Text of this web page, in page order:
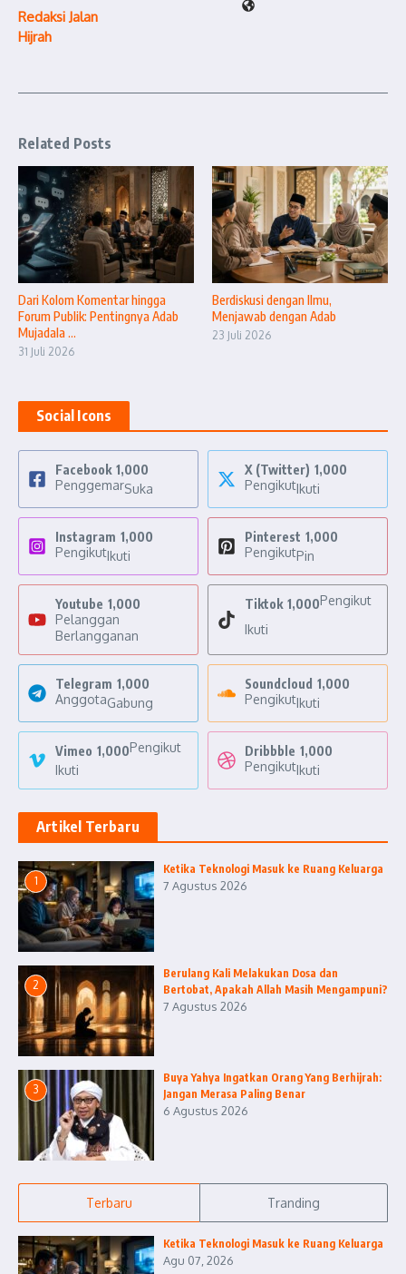
Redaksi Jalan
Hijrah
Related Posts
Dari Kolom Komentar hingga
Forum Publik: Pentingnya Adab
Mujadala ...
31 Juli 2026
Berdiskusi dengan Ilmu,
Menjawab dengan Adab
23 Juli 2026
Social Icons
Facebook 1,000
PenggemarSuka
X (Twitter) 1,000
PengikutIkuti
Instagram 1,000
PengikutIkuti
Pinterest 1,000
PengikutPin
Youtube 1,000
Pelanggan
Berlangganan
Tiktok 1,000Pengikut
Ikuti
Telegram 1,000
AnggotaGabung
Soundcloud 1,000
PengikutIkuti
Vimeo 1,000Pengikut
Ikuti
Dribbble 1,000
PengikutIkuti
Artikel Terbaru
1
Ketika Teknologi Masuk ke Ruang Keluarga
7 Agustus 2026
2
Berulang Kali Melakukan Dosa dan
Bertobat, Apakah Allah Masih Mengampuni?
7 Agustus 2026
3
Buya Yahya Ingatkan Orang Yang Berhijrah:
Jangan Merasa Paling Benar
6 Agustus 2026
Terbaru Tranding
Ketika Teknologi Masuk ke Ruang Keluarga
Agu 07, 2026